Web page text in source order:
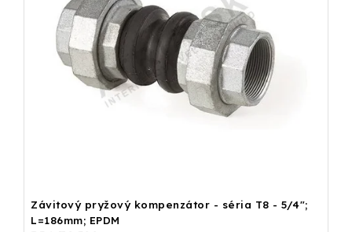
Závitový pryžový kompenzátor - séria T8 - 5/4";
L=186mm; EPDM